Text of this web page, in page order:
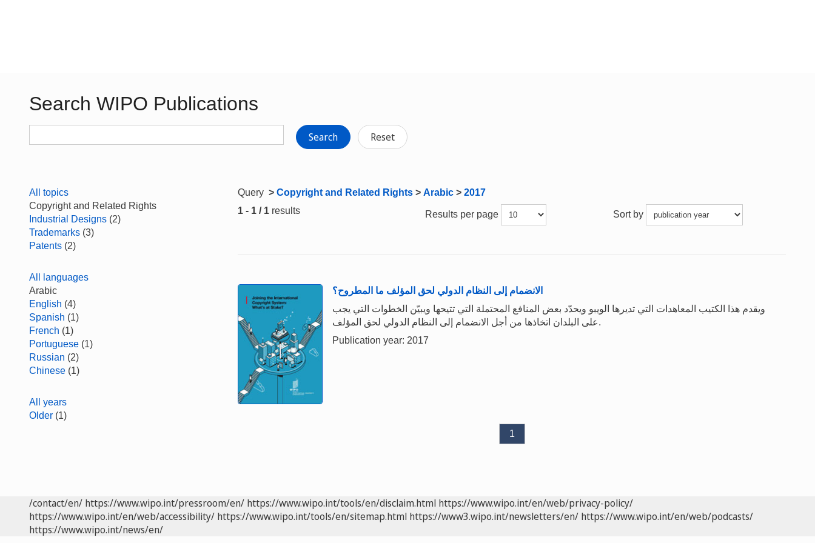
Search WIPO Publications
Search Reset
All topics
Copyright and Related Rights
Industrial Designs (2)
Trademarks (3)
Patents (2)
All languages
Arabic
English (4)
Spanish (1)
French (1)
Portuguese (1)
Russian (2)
Chinese (1)
All years
Older (1)
Query > Copyright and Related Rights > Arabic > 2017
1 - 1 / 1 results Results per page Sort by
الانضمام إلى النظام الدولي لحق المؤلف ما المطروح؟
ويقدم هذا الكتيب المعاهدات التي تديرها الويبو ويحدّد بعض المنافع المحتملة التي تتيحها ويبيّن الخطوات التي يجب
على البلدان اتخاذها من أجل الانضمام إلى النظام الدولي لحق المؤلف.
Publication year: 2017
1
/contact/en/ https://www.wipo.int/pressroom/en/ https://www.wipo.int/tools/en/disclaim.html https://www.wipo.int/en/web/privacy-policy/
https://www.wipo.int/en/web/accessibility/ https://www.wipo.int/tools/en/sitemap.html https://www3.wipo.int/newsletters/en/ https://www.wipo.int/en/web/podcasts/
https://www.wipo.int/news/en/